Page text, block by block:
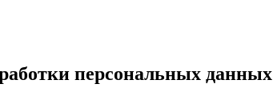
персональных данных